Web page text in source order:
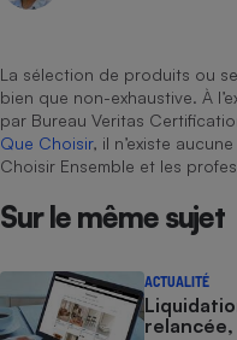
La sélection de produits ou
bien que non-exhaustive. À
par Bureau Veritas
Que Choisir, il n’existe
Choisir Ensemble et les
Sur le même sujet
ACTUALITÉ